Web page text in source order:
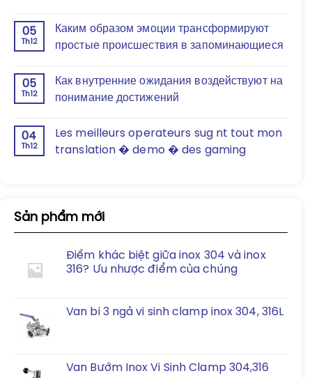
05
Th12
Каким образом эмоции трансформируют
простые происшествия в запоминающиеся
05
Th12
Как внутренние ожидания воздействуют на
понимание достижений
04
Th12
Les meilleurs operateurs sug nt tout mon
translation � demo � des gaming
Sản phẩm mới
Điểm khác biệt giữa inox 304 và inox
316? Ưu nhược điểm của chúng
Van bi 3 ngả vi sinh clamp inox 304, 316L
Van Bướm Inox Vi Sinh Clamp 304,316